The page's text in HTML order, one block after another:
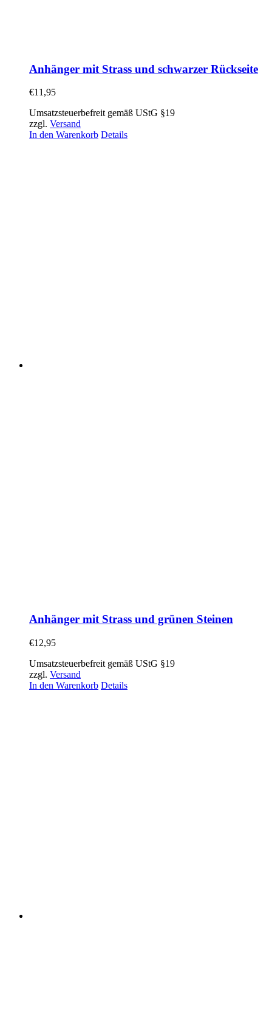
Anhänger mit Strass und schwarzer Rückseite
€11,95
Umsatzsteuerbefreit gemäß UStG §19
zzgl. Versand
In den Warenkorb Details
Anhänger mit Strass und grünen Steinen
€12,95
Umsatzsteuerbefreit gemäß UStG §19
zzgl. Versand
In den Warenkorb Details